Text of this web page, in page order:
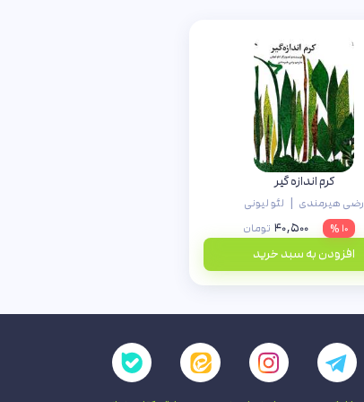
کرم اندازه گیر
رضی هیرمندی
لئو لیونی
۱۰ %
۴۰,۵۰۰ تومان
افزودن به سبد خرید